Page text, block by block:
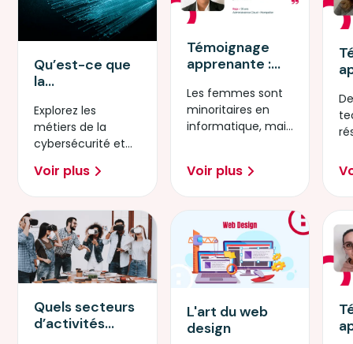
Qu’est-ce que
la
Explorez les
métiers de la
cybersécurité et
qu’ils offrent aux
entreprises.
Voir plus
Témoignage
apprenante :
Cloud Ecole
Cloud
Microsoft by
Les femmes sont
minoritaires en
informatique, mais
pour réussir !
Voir plus
Quels secteurs
d’activités
L'art du web
design